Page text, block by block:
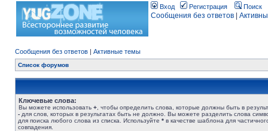
Вход Регистрация Поиск
Сообщения без ответов
Сообщения без ответов | Активные темы
Список форумов
Ключевые слова:
Вы можете использовать + , чтобы определить слова, которые должны быть в
- для слов, которых в результатах быть не должно. Вы можете разделить слова
для поиска любого слова из списка. Используйте * в качестве шаблона для
совпадения.